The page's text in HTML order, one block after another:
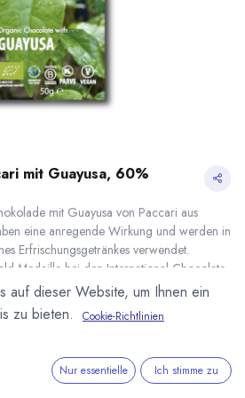
mit Guayusa, 60%
mit Guayusa von Paccari aus
eine anregende Wirkung und werden in
Erfrischungsgetränkes verwendet.
Medaille bei den International Chocolate
Fair und Vegan. 50g Tafel.
auf dieser Website, um Ihnen ein
zu bieten.
Cookie-Richtlinien
Nur essentielle Ich stimme zu